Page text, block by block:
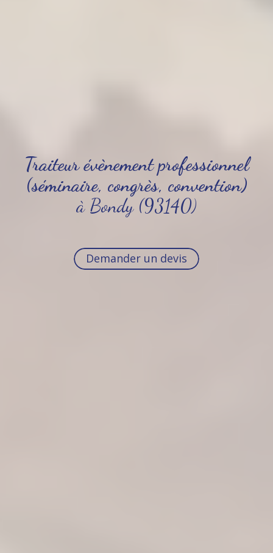
Traiteur évènement professionnel
(séminaire, congrès, convention)
à Bondy (93140)
Demander un devis